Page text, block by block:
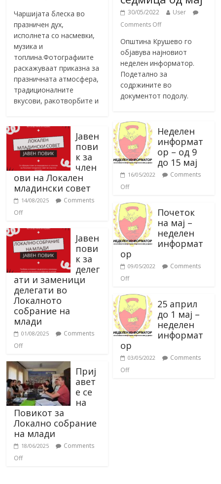
Чаршијата блеска во
празничен дух,
исполнета со насмевки,
музика и
топлина.Фотографиите
раскажуваат приказна за
празничната атмосфера,
традиционалните
вкусови, ракотворбите и
Јавен
пови
к за
член
ови на Локален
младински совет
14/08/2025
Comments
Off
Јавен
пови
к за
делег
ати и заменици
делегати во
Локалното
собрание на
млади
01/08/2025
Comments
Off
Приј
авет
е се
на
Повикот за
Локално собрание
на млади
18/06/2025
Comments
Off
30/05/2022
User
Comments Off
Општина Крушево го
објавува најновиот
неделен информатор.
Подетално за
содржините во
документот подолу.
Неделен
информат
ор – од 9
до 15 мај
16/05/2022
Comments
Off
Почеток
на мај –
неделен
информат
ор
09/05/2022
Comments
Off
25 април
до 1 мај –
неделен
информат
ор
03/05/2022
Comments
Off